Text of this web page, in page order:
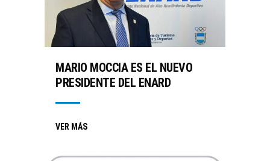
MARIO MOCCIA ES EL NUEVO
PRESIDENTE DEL ENARD
VER MÁS